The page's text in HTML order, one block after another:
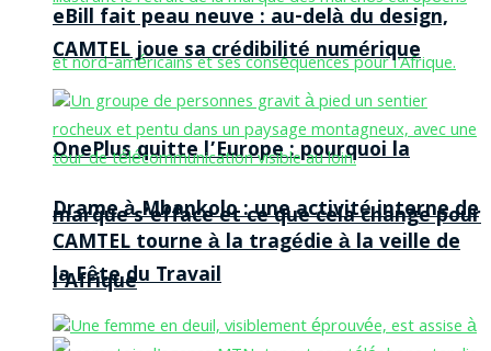
OnePlus quitte l’Europe : pourquoi la
marque s’efface et ce que cela change pour
l’Afrique
eBill fait peau neuve : au-delà du design,
CAMTEL joue sa crédibilité numérique
Drame à Mbankolo : une activité interne de
CAMTEL tourne à la tragédie à la veille de
la Fête du Travail